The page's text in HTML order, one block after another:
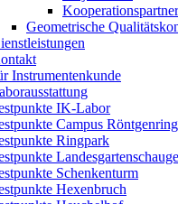
Kooperationspartner
Geometrische
Instrumentenkunde
IK-Labor
Campus Röntgenring
Ringpark
Schenkenturm
Hexenbruch